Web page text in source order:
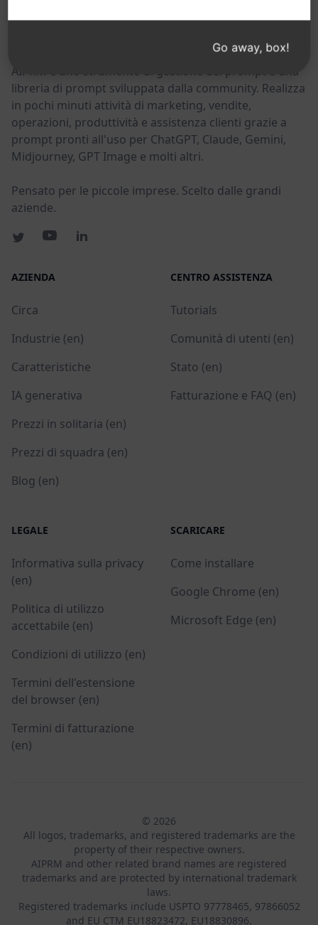
AIPRM è uno strumento di gestione dei prompt e una
libreria di prompt sviluppata dalla community. Realizza
in pochi minuti attività di marketing, vendite,
operazioni, produttività e assistenza clienti grazie a
prompt pronti all'uso per ChatGPT, Claude, Gemini,
Midjourney, GPT Image e molti altri.
Pensato per le piccole imprese. Scelto dalle grandi
aziende.
AZIENDA
Circa
Industrie (en)
Caratteristiche
IA generativa
Prezzi in solitaria (en)
Prezzi di squadra (en)
Blog (en)
CENTRO ASSISTENZA
Tutorials
Comunità di utenti (en)
Stato (en)
Fatturazione e FAQ (en)
LEGALE
Informativa sulla privacy
(en)
Politica di utilizzo
accettabile (en)
Condizioni di utilizzo (en)
Termini dell'estensione
del browser (en)
Termini di fatturazione
(en)
SCARICARE
Come installare
Google Chrome (en)
Microsoft Edge (en)
© 2026
All logos, trademarks, and registered trademarks are the
property of their respective owners.
AIPRM and other related brand names are registered
trademarks and are protected by international trademark
laws.
Registered trademarks include USPTO 97778465, 97866052
and EU CTM EU18823472, EU18830896.
Go away, box!